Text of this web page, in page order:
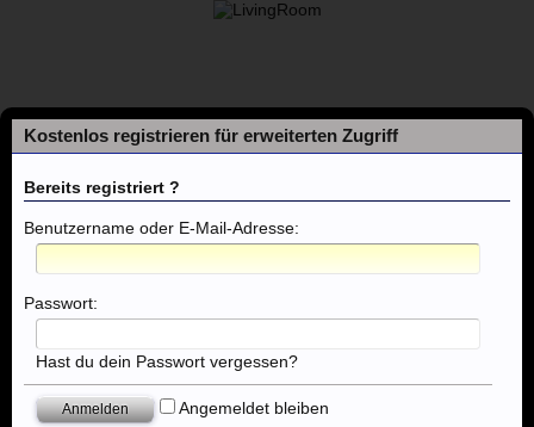
Foren ... Nordhorn, Emden, Oldenburg, Cloppenburg
Foren
Themen mit aktuellen Beiträgen
Kostenlos registrieren für erweiterten Zugriff
Bereits registriert ?
Benutzername oder E-Mail-Adresse:
Passwort:
Hast du dein Passwort vergessen?
Angemeldet bleiben